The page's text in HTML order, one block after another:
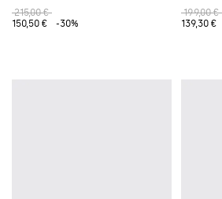
215,00 €
150,50 €
-30%
199,00 €
139,30 €